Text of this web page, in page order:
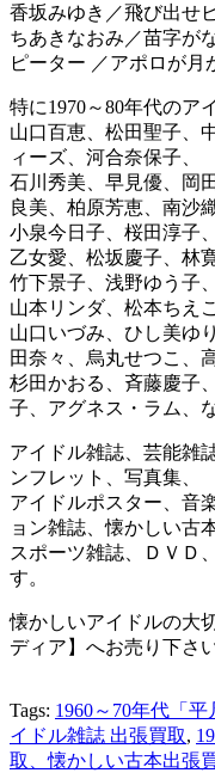
香坂みゆき／飛び出せ
ちあきなおみ／苗字が
ピーター ／アポロが月
特に1970～80年代のア
山口百恵、松田聖子、
ィーズ、河合奈保子、
石川秀美、早見優、岡
良美、柏原芳恵、南沙織
小泉今日子、桜田淳子
乙女愛、松坂慶子、林
竹下景子、浅野ゆう子
山本リンダ、松本ちえこ
山口いづみ、ひし美ゆ
田奈々、烏丸せつこ、
杉田かおる、斉藤慶子
子、アグネス・ラム、
アイドル雑誌、芸能雑
ンフレット、写真集、
アイドルポスター、音
ョン雑誌、懐かしい古本
スポーツ雑誌、ＤＶＤ
す。
懐かしいアイドルの大
ディア】へお売り下さい
Tags: 1960～70年代「
イドル雑誌 出張買取,
取、懐かしい古本出張